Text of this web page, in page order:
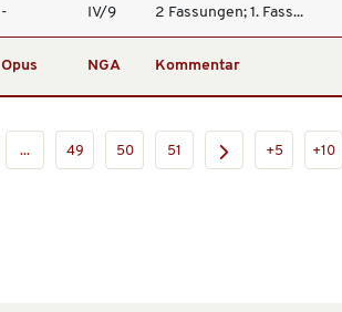
- IV/9 2 Fassungen; 1. Fass...
Opus NGA Kommentar
... 49 50 51 +5 +10